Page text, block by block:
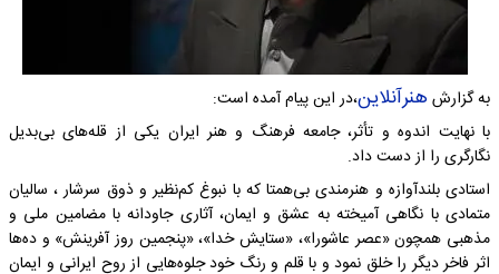
به گزارش هنرآنلاین،در این پیام آمده است:
با نهایت اندوه و تأثر، جامعه فرهنگ و هنر ایران یکی از قله‌های بی‌بدیل
نگارگری را از دست داد.
استادی بلندآوازه و هنرمندی بی‌همتا که با نبوغ کم‌نظیر و ذوق سرشار ، سالیان
متمادی با نگاهی آمیخته به عشق و ایمان، آثاری جاودانه با مضامین ملی و
مذهبی همچون «عصر عاشورا»، «ستایش خدا»، «پنجمین روز آفرینش» و ده‌ها
اثر فاخر دیگر را خلق نمود و با قلم و رنگ خود جلوه‌هایی از روح ایرانی و ایمان